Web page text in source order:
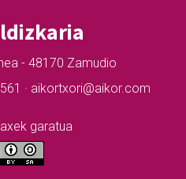
- 48170 Zamudio
· aikortxori@aikor.com
garatua